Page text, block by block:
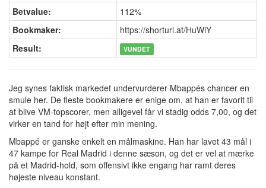
Betvalue:
112%
Bookmaker:
https://shorturl.at/HuWiY
Result:
VUNDET
Jeg synes faktisk markedet undervurderer Mbappés chancer en
smule her. De fleste bookmakere er enige om, at han er favorit til
at blive VM-topscorer, men alligevel får vi stadig odds 7,00, og det
virker en tand for højt efter min mening.
Mbappé er ganske enkelt en målmaskine. Han har lavet 43 mål i
47 kampe for Real Madrid i denne sæson, og det er vel at mærke
på et Madrid-hold, som offensivt ikke engang har ramt deres
højeste niveau konstant.